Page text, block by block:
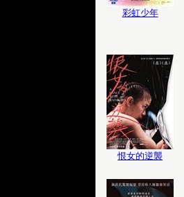
彩虹少年
恨女的逆襲